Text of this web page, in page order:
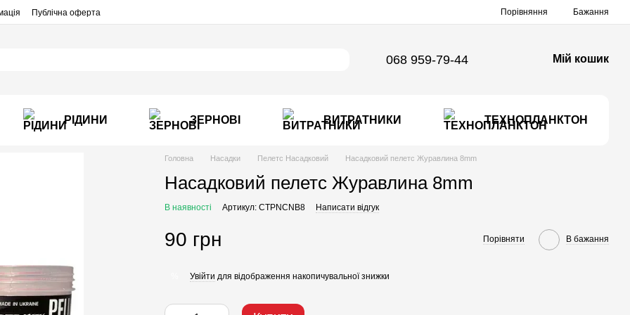
Публічна оферта Порівняння Бажання
068 959-79-44 Мій кошик
РІДИНИ ЗЕРНОВІ ВИТРАТНИКИ ТЕХНОПЛАНКТОН
Головна Насадки Пелетс Насадковий Насадковий пелетс Журавлина 8mm
Насадковий пелетс Журавлина 8mm
В наявності Артикул: CTPNCNB8 Написати відгук
90 грн Порівняти В бажання
Увійти для відображення накопичувальної знижки